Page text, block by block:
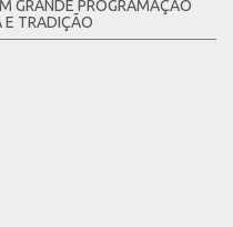
GRANDE PROGRAMAÇÃO
E TRADIÇÃO